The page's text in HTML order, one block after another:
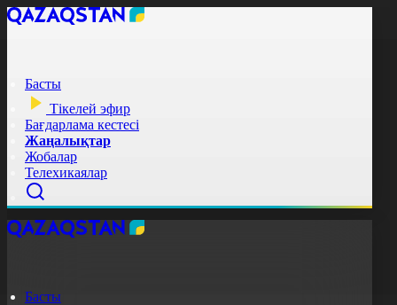
Басты
Тікелей эфир
Бағдарлама кестесі
Жаңалықтар
Жобалар
Телехикаялар
Басты